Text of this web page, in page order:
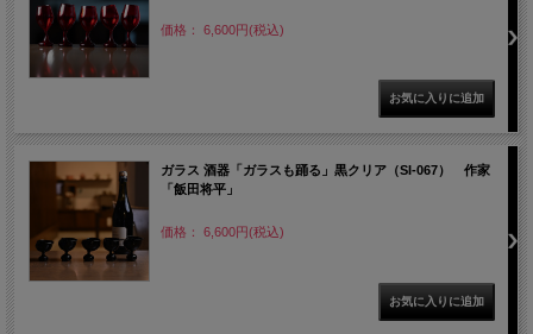
価格： 6,600円(税込)
ガラス 酒器「ガラスも踊る」黒クリア（SI-067） 作家
「飯田将平」
価格： 6,600円(税込)